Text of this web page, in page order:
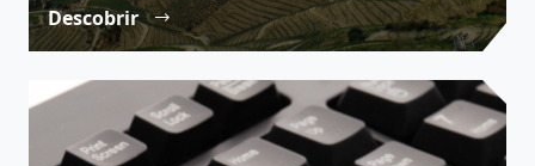
Descobrir